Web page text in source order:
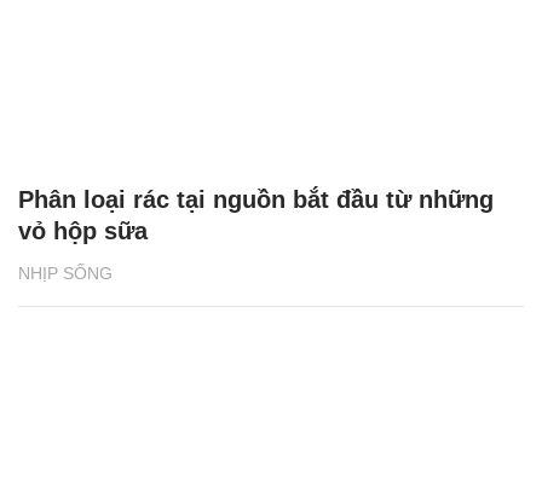
NHỊP SỐNG
Phân loại rác tại nguồn bắt đầu từ những
vỏ hộp sữa